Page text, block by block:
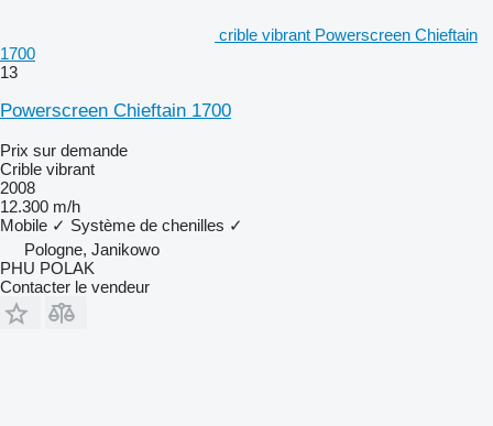
crible vibrant Powerscreen Chieftain
1700
13
Powerscreen Chieftain 1700
Prix sur demande
Crible vibrant
2008
12.300 m/h
Mobile ✓ Système de chenilles ✓
Pologne, Janikowo
PHU POLAK
Contacter le vendeur